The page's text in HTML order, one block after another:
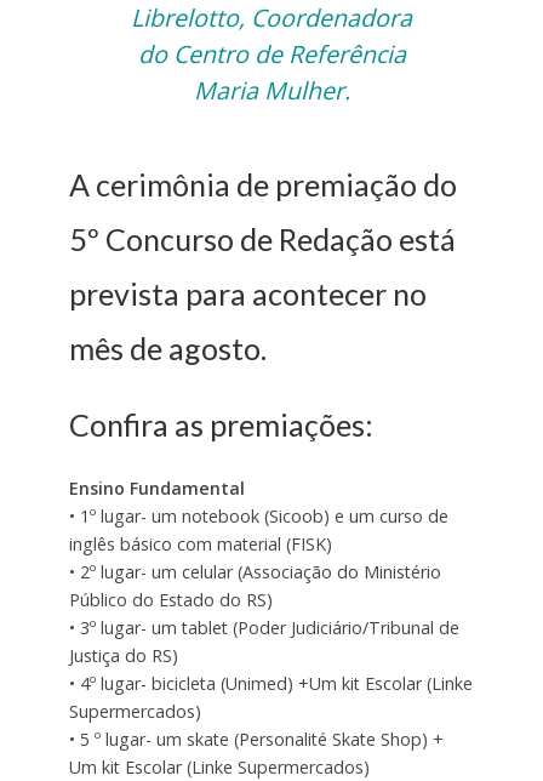
Librelotto, Coordenadora
do Centro de Referência
Maria Mulher.
A cerimônia de premiação do
5º Concurso de Redação está
prevista para acontecer no
mês de agosto.
Confira as premiações:
Ensino Fundamental
• 1º lugar- um notebook (Sicoob) e um curso de
inglês básico com material (FISK)
• 2º lugar- um celular (Associação do Ministério
Público do Estado do RS)
• 3º lugar- um tablet (Poder Judiciário/Tribunal de
Justiça do RS)
• 4º lugar- bicicleta (Unimed) +Um kit Escolar (Linke
Supermercados)
• 5 º lugar- um skate (Personalité Skate Shop) +
Um kit Escolar (Linke Supermercados)